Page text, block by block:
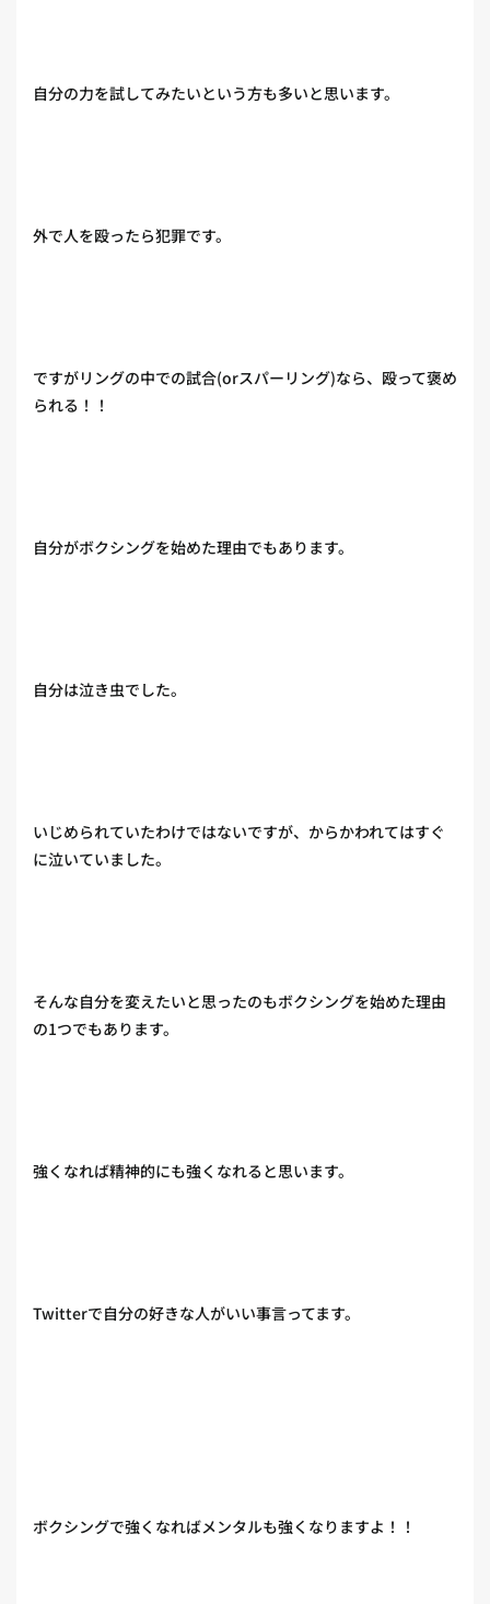
自分の力を試してみたいという方も多いと思います。
外で人を殴ったら犯罪です。
ですがリングの中での試合(orスパーリング)なら、殴って褒め
られる！！
自分がボクシングを始めた理由でもあります。
自分は泣き虫でした。
いじめられていたわけではないですが、からかわれてはすぐ
に泣いていました。
そんな自分を変えたいと思ったのもボクシングを始めた理由
の1つでもあります。
強くなれば精神的にも強くなれると思います。
Twitterで自分の好きな人がいい事言ってます。
ボクシングで強くなればメンタルも強くなりますよ！！